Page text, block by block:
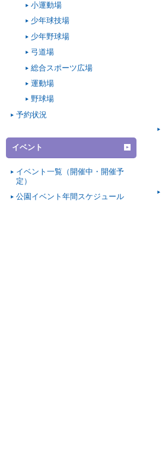
小運動場
少年球技場
少年野球場
弓道場
総合スポーツ広場
運動場
野球場
予約状況
イベント
イベント一覧（開催中・開催予
定）
公園イベント年間スケジュール